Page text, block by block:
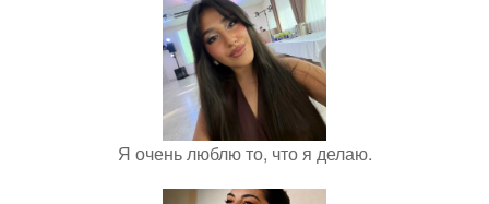
Я очень люблю то, что я делаю.